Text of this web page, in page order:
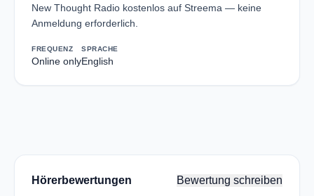
New Thought Radio kostenlos auf Streema — keine
Anmeldung erforderlich.
FREQUENZ
Online only
SPRACHE
English
Hörerbewertungen Bewertung schreiben